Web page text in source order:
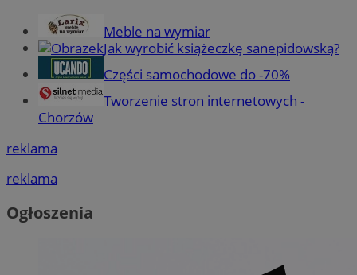
Meble na wymiar
Jak wyrobić książeczkę sanepidowską?
Części samochodowe do -70%
Tworzenie stron internetowych -
Chorzów
reklama
reklama
Ogłoszenia